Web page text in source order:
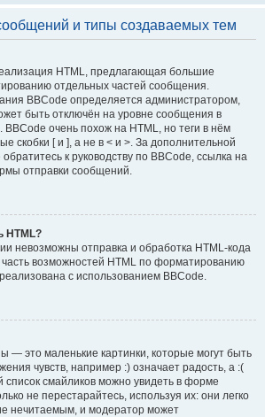
и типы создаваемых тем
HTML, предлагающая большие
отдельных частей сообщения.
BBCode определяется администратором,
быть отключён на уровне сообщения в
очень похож на HTML, но теги в нём
скобки [ и ], а не в < и >. За дополнительной
к руководству по BBCode, ссылка на
отправки сообщений.
HTML?
невозможны отправка и обработка HTML-кода
возможностей HTML по форматированию
с использованием BBCode.
— это маленькие картинки, которые могут быть
чувств, например :) означает радость, а :(
список смайликов можно увидеть в форме
не перестарайтесь, используя их: они легко
нечитаемым, и модератор может